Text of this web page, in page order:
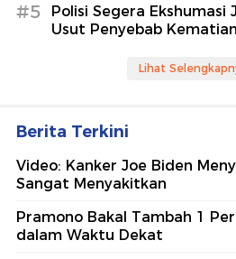
#5
Polisi Segera
Usut Penyebab Kematian
Lihat
Berita Terkini
Video: Kanker Joe Biden
Sangat Menyakitkan
Pramono Bakal Tambah 1
dalam Waktu Dekat